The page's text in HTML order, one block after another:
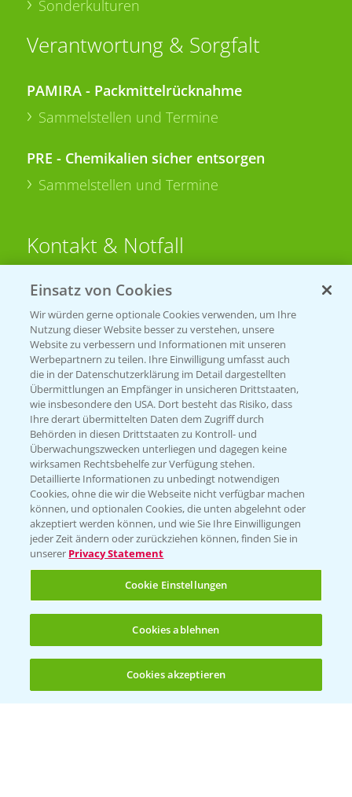
(noch 4)
Sonderkulturen
Verantwortung & Sorgfalt
PAMIRA - Packmittelrücknahme
Sammelstellen und Termine
PRE - Chemikalien sicher entsorgen
Sammelstellen und Termine
Kontakt & Notfall
Beratung auf WhatsApp
T.+49 (0)174 346 564 1
KONTAKT
Hilfe in Notfällen
T.+49 (0)214/30-20220
Folgen Sie uns
Allgemeine Nutzungsbedingungen
Datenschutzerklärung
Impressum
Gebrauchshinweise
Einsatz von Cookies
Wir würden gerne optionale Cookies verwenden, um Ihre
Nutzung dieser Website besser zu verstehen, unsere
Website zu verbessern und Informationen mit unseren
Werbepartnern zu teilen. Ihre Einwilligung umfasst auch
die in der Datenschutzerklärung im Detail dargestellten
Übermittlungen an Empfänger in unsicheren Drittstaaten,
wie insbesondere den USA. Dort besteht das Risiko, dass
Ihre derart übermittelten Daten dem Zugriff durch
Behörden in diesen Drittstaaten zu Kontroll- und
Überwachungszwecken unterliegen und dagegen keine
wirksamen Rechtsbehelfe zur Verfügung stehen.
Detaillierte Informationen zu unbedingt notwendigen
Cookies, ohne die wir die Webseite nicht verfügbar machen
können, und optionalen Cookies, die unten abgelehnt oder
akzeptiert werden können, und wie Sie Ihre Einwilligungen
jeder Zeit ändern oder zurückziehen können, finden Sie in
unserer Privacy Statement
Cookie Einstellungen
Cookies ablehnen
Cookies akzeptieren